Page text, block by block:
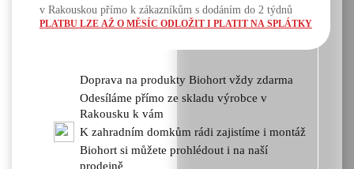
v Rakouskou přímo k zákazníkům s dodáním do 2 týdnů
PLATBU LZE AŽ O MĚSÍC ODLOŽIT I PLATIT NA SPLÁTKY
Doprava na produkty Biohort vždy zdarma
Odesíláme přímo ze skladu výrobce v
Rakousku k vám
K zahradním domkům rádi zajistíme i montáž
Biohort si můžete prohlédout i na naší
prodejně